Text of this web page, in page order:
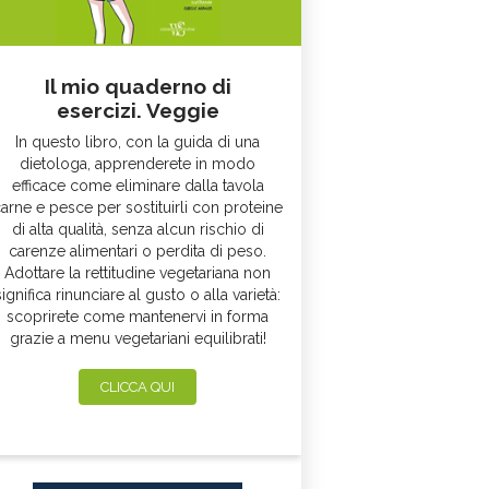
Il mio quaderno di
esercizi. Veggie
In questo libro, con la guida di una
dietologa, apprenderete in modo
efficace come eliminare dalla tavola
e pesce per sostituirli con proteine
di alta qualità, senza alcun rischio di
carenze alimentari o perdita di peso.
Adottare la rettitudine vegetariana non
rinunciare al gusto o alla varietà:
scoprirete come mantenervi in forma
grazie a menu vegetariani equilibrati!
CLICCA QUI